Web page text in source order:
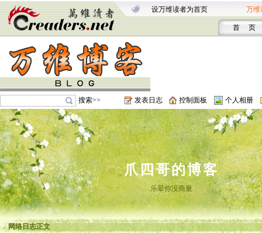
设万维读者为首页 万维
首 页
搜索>> 发表日志 控制面板 个人相册
爪四哥的博客
乐晕你没商量
网络日志正文